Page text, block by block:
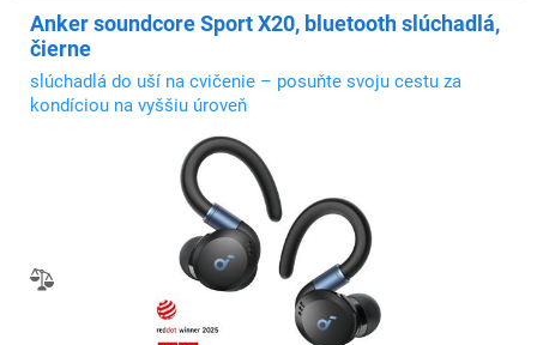
Anker soundcore Sport X20, bluetooth slúchadlá,
čierne
slúchadlá do uší na cvičenie – posuňte svoju cestu za
kondíciou na vyššiu úroveň